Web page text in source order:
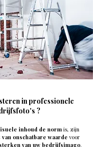
in professionele
?
inhoud de norm is, zijn
onschatbare waarde voor
van uw bedrijfsimago.